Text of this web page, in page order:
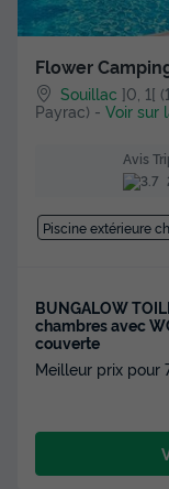
Flower
Souillac ]0, 1[
Payrac) - Voir sur
Avis
Piscine extérieure
BUNGALOW
chambres avec
couverte
Meilleur prix pour